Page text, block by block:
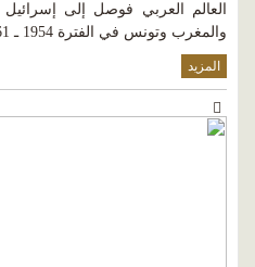
العالم العربي فوصل إلى
والمغرب وتونس في الفترة 1954 ـ 1961
المزيد